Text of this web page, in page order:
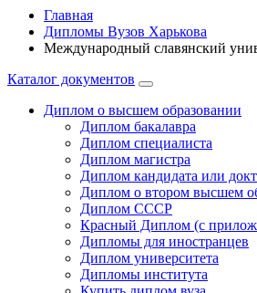
Главная
Дипломы Вузов Харькова
Международный славянский
Каталог документов
Диплом о высшем образовании
Диплом бакалавра
Диплом специалиста
Диплом магистра
Диплом кандидата или
Диплом о втором высшем
Диплом СССР
Красный Диплом (с
Дипломы для иностранцев
Диплом университета
Дипломы института